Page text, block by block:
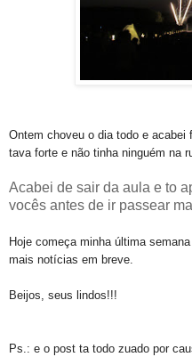
Ontem choveu o dia todo e
tava forte e não tinha ninguém na
Acabei de sair da aula e to
vocês antes de ir passear
Hoje começa minha última
mais notícias em breve.
Beijos, seus lindos!!!
Ps.: e o post ta todo zuado por